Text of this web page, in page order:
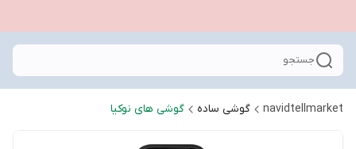
جستجو
navidtellmarket گوشی ساده گوشی های نوکیا